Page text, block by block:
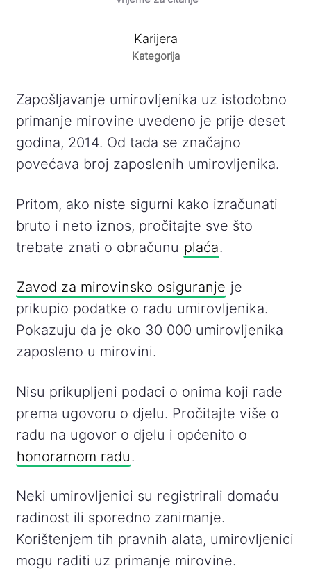
Karijera
Kategorija
Zapošljavanje umirovljenika uz istodobno
primanje mirovine uvedeno je prije deset
godina, 2014. Od tada se značajno
povećava broj zaposlenih umirovljenika.
Pritom, ako niste sigurni kako izračunati
bruto i neto iznos, pročitajte sve što
trebate znati o obračunu plaća.
Zavod za mirovinsko osiguranje je
prikupio podatke o radu umirovljenika.
Pokazuju da je oko 30 000 umirovljenika
zaposleno u mirovini.
Nisu prikupljeni podaci o onima koji rade
prema ugovoru o djelu. Pročitajte više o
radu na ugovor o djelu i općenito o
honorarnom radu.
Neki umirovljenici su registrirali domaću
radinost ili sporedno zanimanje.
Korištenjem tih pravnih alata, umirovljenici
mogu raditi uz primanje mirovine.